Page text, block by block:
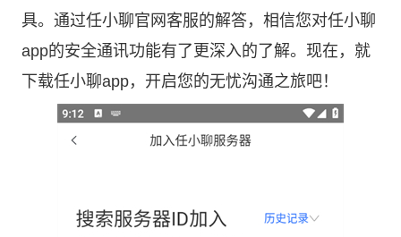
具。通过任小聊官网客服的解答，相信您对任小聊
app的安全通讯功能有了更深入的了解。现在，就
下载任小聊app，开启您的无忧沟通之旅吧！